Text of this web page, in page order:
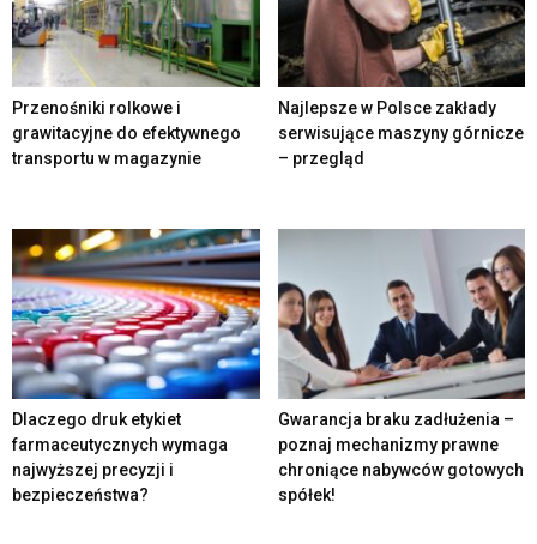
Przenośniki rolkowe i
grawitacyjne do efektywnego
transportu w magazynie
Najlepsze w Polsce zakłady
serwisujące maszyny górnicze
– przegląd
Dlaczego druk etykiet
farmaceutycznych wymaga
najwyższej precyzji i
bezpieczeństwa?
Gwarancja braku zadłużenia –
poznaj mechanizmy prawne
chroniące nabywców gotowych
spółek!